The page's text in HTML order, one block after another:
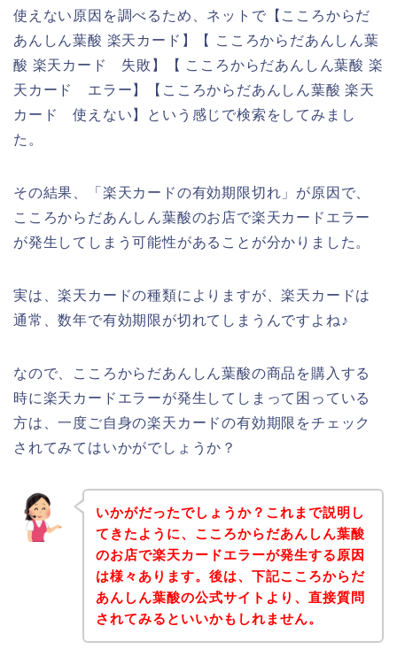
使えない原因を調べるため、ネットで【こころからだ
あんしん葉酸 楽天カード】【 こころからだあんしん葉
酸 楽天カード 失敗】【 こころからだあんしん葉酸 楽
天カード エラー】【こころからだあんしん葉酸 楽天
カード 使えない】という感じで検索をしてみまし
た。
その結果、「楽天カードの有効期限切れ」が原因で、
こころからだあんしん葉酸のお店で楽天カードエラー
が発生してしまう可能性があることが分かりました。
実は、楽天カードの種類によりますが、楽天カードは
通常、数年で有効期限が切れてしまうんですよね♪
なので、こころからだあんしん葉酸の商品を購入する
時に楽天カードエラーが発生してしまって困っている
方は、一度ご自身の楽天カードの有効期限をチェック
されてみてはいかがでしょうか？
いかがだったでしょうか？これまで説明し
てきたように、こころからだあんしん葉酸
のお店で楽天カードエラーが発生する原因
は様々あります。後は、下記こころからだ
あんしん葉酸の公式サイトより、直接質問
されてみるといいかもしれません。